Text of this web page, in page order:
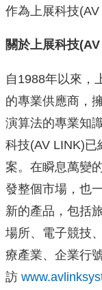
作為上展科技(AV
關於上展科技
自1988年以來，
的專業供應商，
演算法的專業知
科技(AV LINK)
案。在瞬息萬變
發整個市場，也
新的產品，包括
場所、電子競技
療產業、企業行
訪